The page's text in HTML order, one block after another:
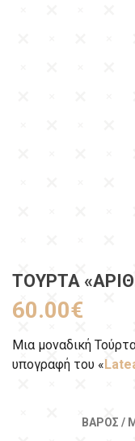
ΤΟΎΡΤΑ
60.00€
Μια μοναδική
υπογραφή του «
ΒΆΡΟΣ /